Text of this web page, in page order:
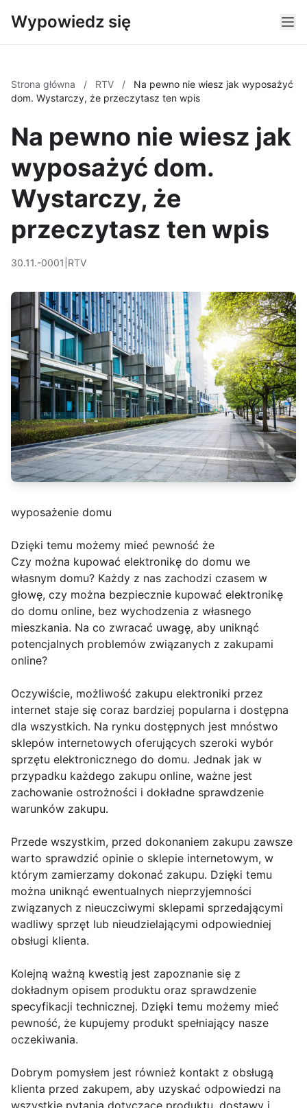
Wypowiedz się
Strona główna / RTV /
Na pewno nie wiesz jak wyposażyć
dom. Wystarczy, że przeczytasz ten wpis
Na pewno nie wiesz jak
wyposażyć dom.
Wystarczy, że
przeczytasz ten wpis
30.11.-0001 RTV
wyposażenie domu
Dzięki temu możemy mieć pewność że
Czy można kupować elektronikę do domu we
własnym domu? Każdy z nas zachodzi czasem w
głowę, czy można bezpiecznie kupować elektronikę
do domu online, bez wychodzenia z własnego
mieszkania. Na co zwracać uwagę, aby uniknąć
potencjalnych problemów związanych z zakupami
online?
Oczywiście, możliwość zakupu elektroniki przez
internet staje się coraz bardziej popularna i dostępna
dla wszystkich. Na rynku dostępnych jest mnóstwo
sklepów internetowych oferujących szeroki wybór
sprzętu elektronicznego do domu. Jednak jak w
przypadku każdego zakupu online, ważne jest
zachowanie ostrożności i dokładne sprawdzenie
warunków zakupu.
Przede wszystkim, przed dokonaniem zakupu zawsze
warto sprawdzić opinie o sklepie internetowym, w
którym zamierzamy dokonać zakupu. Dzięki temu
można uniknąć ewentualnych nieprzyjemności
związanych z nieuczciwymi sklepami sprzedającymi
wadliwy sprzęt lub nieudzielającymi odpowiedniej
obsługi klienta.
Kolejną ważną kwestią jest zapoznanie się z
dokładnym opisem produktu oraz sprawdzenie
specyfikacji technicznej. Dzięki temu możemy mieć
pewność, że kupujemy produkt spełniający nasze
oczekiwania.
Dobrym pomysłem jest również kontakt z obsługą
klienta przed zakupem, aby uzyskać odpowiedzi na